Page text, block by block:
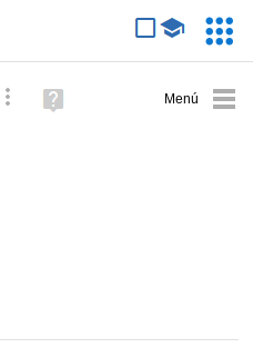
Búsqueda avanzada
Ayuda
(en